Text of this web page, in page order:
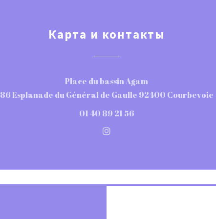
Карта и контакты
Place du bassin Agam
86 Esplanade du Général de Gaulle 92400 Courbevoie
01 40 89 21 56
Instagram ((открывается в